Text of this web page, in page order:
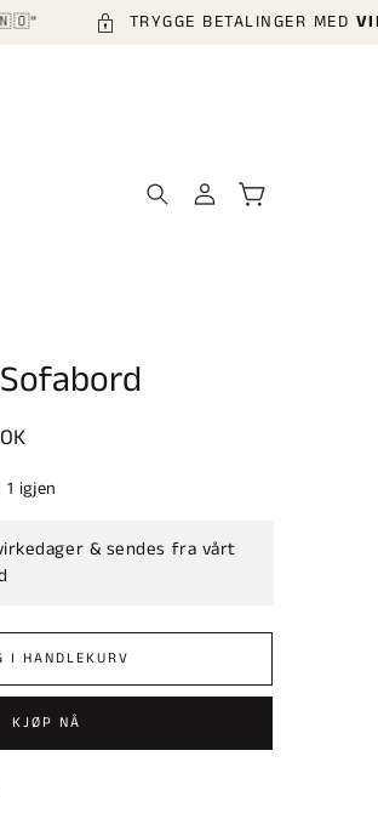
TRYGGE BETALINGER MED VIPPS
Logg
inn
Handlekurv
igjen
& sendes fra vårt
I HANDLEKURV
KJØP NÅ